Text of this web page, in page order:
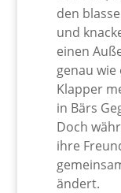
den
und
einen
genau wie
Klapper
in Bärs
Doch
ihre
ändert.